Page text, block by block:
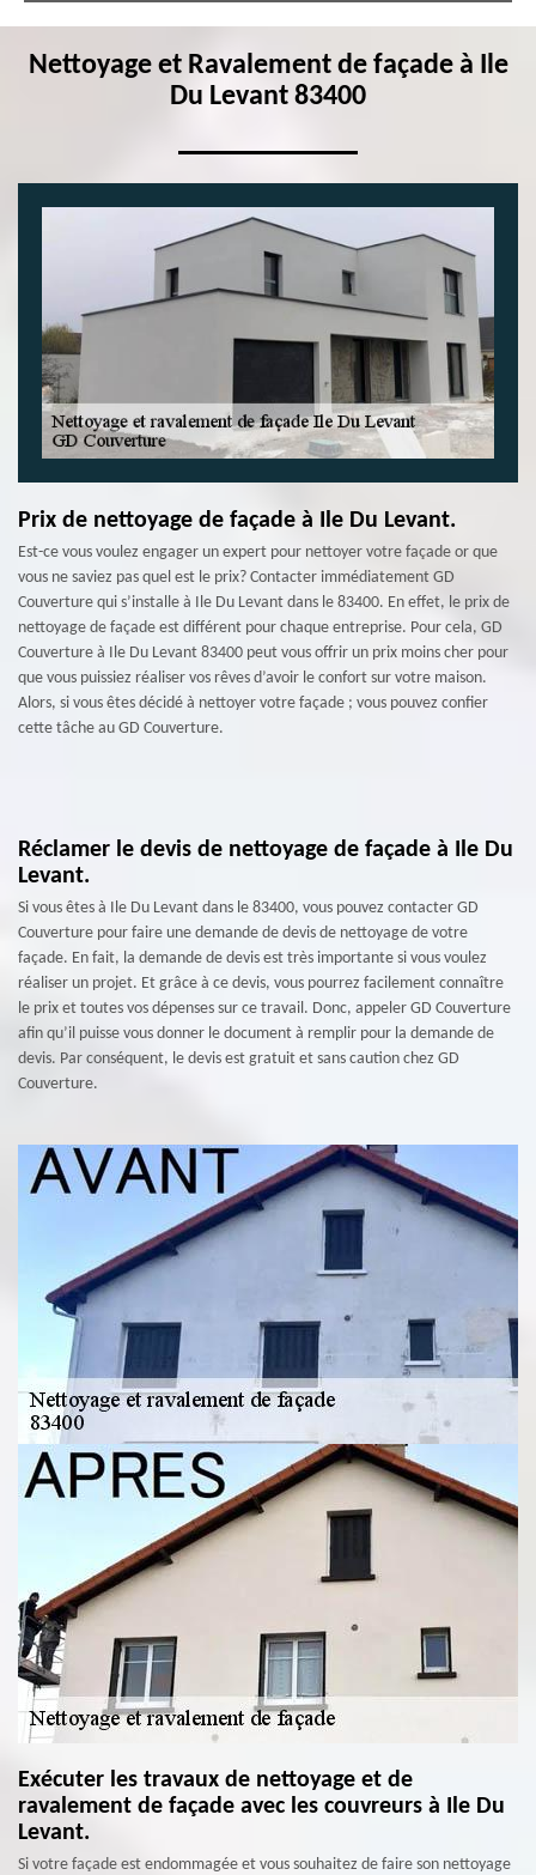
Nettoyage et Ravalement de façade à Ile
Du Levant 83400
Prix de nettoyage de façade à Ile Du Levant.
Est-ce vous voulez engager un expert pour nettoyer votre façade or que
vous ne saviez pas quel est le prix? Contacter immédiatement GD
Couverture qui s’installe à Ile Du Levant dans le 83400. En effet, le prix de
nettoyage de façade est différent pour chaque entreprise. Pour cela, GD
Couverture à Ile Du Levant 83400 peut vous offrir un prix moins cher pour
que vous puissiez réaliser vos rêves d’avoir le confort sur votre maison.
Alors, si vous êtes décidé à nettoyer votre façade ; vous pouvez confier
cette tâche au GD Couverture.
Réclamer le devis de nettoyage de façade à Ile Du
Levant.
Si vous êtes à Ile Du Levant dans le 83400, vous pouvez contacter GD
Couverture pour faire une demande de devis de nettoyage de votre
façade. En fait, la demande de devis est très importante si vous voulez
réaliser un projet. Et grâce à ce devis, vous pourrez facilement connaître
le prix et toutes vos dépenses sur ce travail. Donc, appeler GD Couverture
afin qu’il puisse vous donner le document à remplir pour la demande de
devis. Par conséquent, le devis est gratuit et sans caution chez GD
Couverture.
Exécuter les travaux de nettoyage et de
ravalement de façade avec les couvreurs à Ile Du
Levant.
Si votre façade est endommagée et vous souhaitez de faire son nettoyage